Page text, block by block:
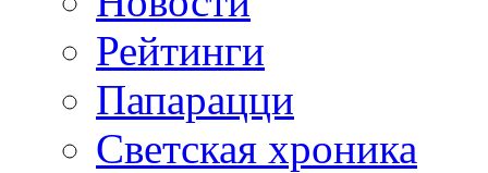
Рейтинги
Папарацци
Светская хроника